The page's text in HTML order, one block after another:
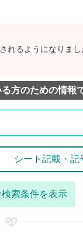
れるようになりまし
方のための情報
シート記載・記
索条件を表示